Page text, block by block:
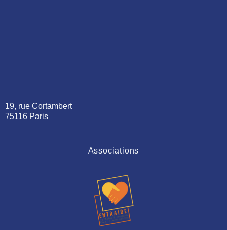
19, rue Cortambert
75116 Paris
Associations